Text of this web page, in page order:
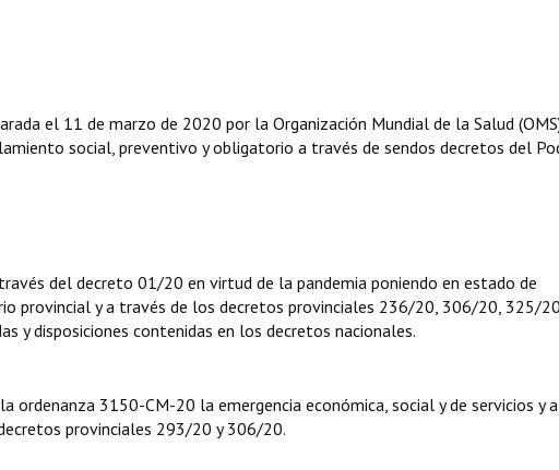
el 11 de marzo de 2020 por la Organización Mundial de la Salud
social, preventivo y obligatorio a través de sendos decretos del
del decreto 01/20 en virtud de la pandemia poniendo en estado de
provincial y a través de los decretos provinciales 236/20, 306/20, 325/
y disposiciones contenidas en los decretos nacionales.
ordenanza 3150-CM-20 la emergencia económica, social y de servicios y
provinciales 293/20 y 306/20.